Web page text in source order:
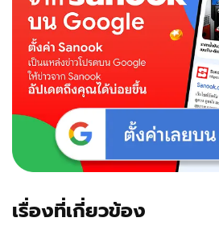
คอน
เซ็ปต์
คู่
เรื่องที่เกี่ยวข้อง